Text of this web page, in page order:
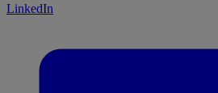
LinkedIn